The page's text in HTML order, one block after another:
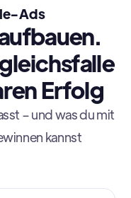
Ads
Erfolg
– und was du mit
kannst